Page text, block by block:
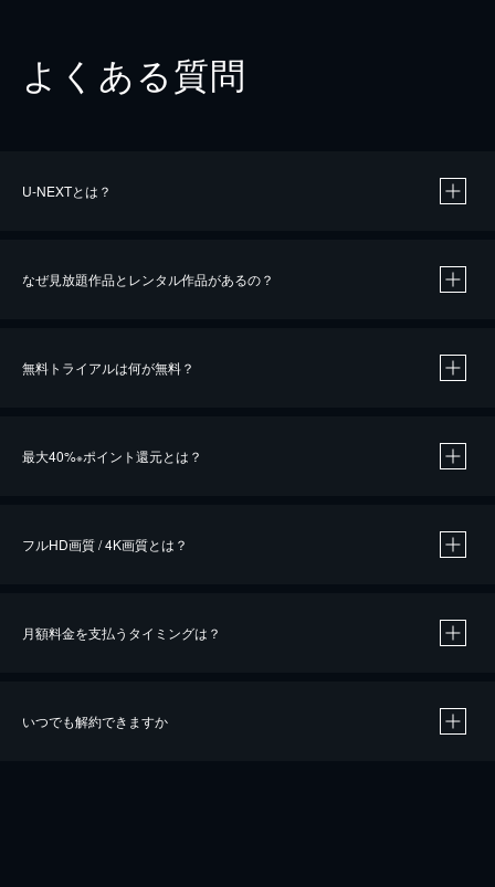
よくある質問
U-NEXTとは？
なぜ見放題作品とレンタル作品があるの？
無料トライアルは何が無料？
最大40%※ポイント還元とは？
※40％ポイント還元の対象は、クレジットカード決済による作品の購入 / レンタルです。
フルHD画質 / 4K画質とは？
月額料金を支払うタイミングは？
いつでも解約できますか